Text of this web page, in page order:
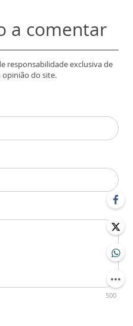
a comentar
responsabilidade exclusiva de
opinião do site.
500